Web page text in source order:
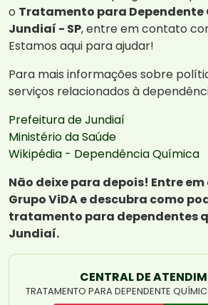
o Tratamento para Dependente
Jundiaí - SP, entre em contato
Estamos aqui para ajudar!
Para mais informações sobre
serviços relacionados à
Prefeitura de Jundiaí
Ministério da Saúde
Wikipédia - Dependência Química
Não deixe para depois! Entre
Grupo ViDA e descubra como
tratamento para dependentes
Jundiaí.
CENTRAL DE
TRATAMENTO PARA DEPENDENTE